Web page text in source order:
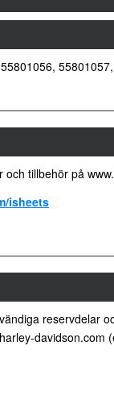
tillbehör på
isheets
reservdelar
davidson.com